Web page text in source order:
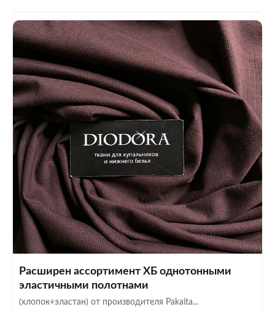
Расширен ассортимент ХБ однотонными
эластичными полотнами
(хлопок+эластан) от производителя Pakaita...